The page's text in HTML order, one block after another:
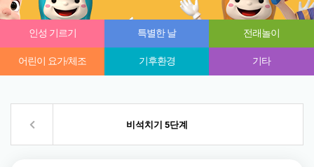
인성 기르기 특별한 날 전래놀이
어린이 요가/체조 기후환경 기타
비석치기 5단계